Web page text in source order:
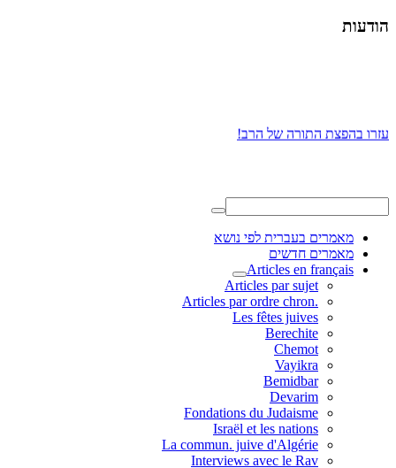
הודעות
עזרו בהפצת התורה של הרב!
מאמרים בעברית לפי נושא
מאמרים חדשים
Articles en français
Articles par sujet
.Articles par ordre chron
Les fêtes juives
Berechite
Chemot
Vayikra
Bemidbar
Devarim
Fondations du Judaisme
Israël et les nations
La commun. juive d'Algérie
Interviews avec le Rav